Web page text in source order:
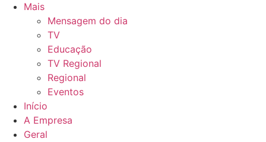
Mais
Mensagem do dia
TV
Educação
TV Regional
Regional
Eventos
Início
A Empresa
Geral